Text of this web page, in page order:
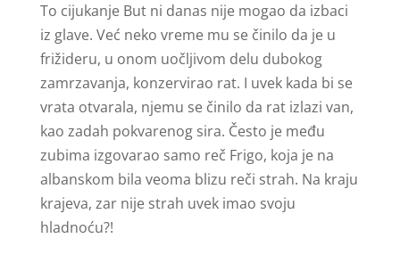
To cijukanje But ni danas nije mogao da izbaci
iz glave. Već neko vreme mu se činilo da je u
frižideru, u onom uočljivom delu dubokog
zamrzavanja, konzervirao rat. I uvek kada bi se
vrata otvarala, njemu se činilo da rat izlazi van,
kao zadah pokvarenog sira. Često je među
zubima izgovarao samo reč Frigo, koja je na
albanskom bila veoma blizu reči strah. Na kraju
krajeva, zar nije strah uvek imao svoju
hladnoću?!